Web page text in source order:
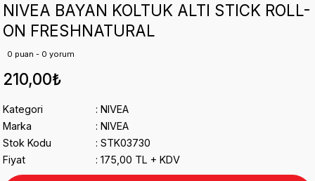
NIVEA BAYAN KOLTUK ALTI STICK ROLL-
ON FRESHNATURAL
0 puan - 0 yorum
210,00₺
Kategori
NIVEA
Marka
NIVEA
Stok Kodu
STK03730
Fiyat
175,00 TL + KDV